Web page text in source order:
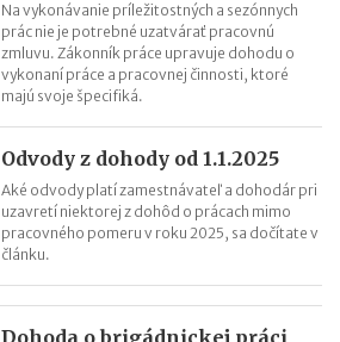
Na vykonávanie príležitostných a sezónnych
prác nie je potrebné uzatvárať pracovnú
zmluvu. Zákonník práce upravuje dohodu o
vykonaní práce a pracovnej činnosti, ktoré
majú svoje špecifiká.
Odvody z dohody od 1.1.2025
Aké odvody platí zamestnávateľ a dohodár pri
uzavretí niektorej z dohôd o prácach mimo
pracovného pomeru v roku 2025, sa dočítate v
článku.
Dohoda o brigádnickej práci